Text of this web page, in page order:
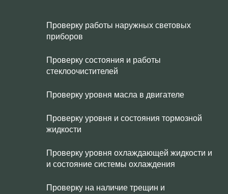
Проверку работы наружных световых
приборов
Проверку состояния и работы
стеклоочистителей
Проверку уровня масла в двигателе
Проверку уровня и состояния тормозной
жидкости
Проверку уровня охлаждающей жидкости и
и состояние системы охлаждения
Проверку на наличие трещин и